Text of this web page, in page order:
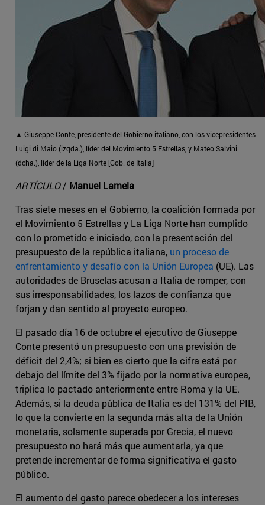
▲ Giuseppe Conte, presidente del Gobierno italiano, con los vicepresidentes
Luigi di Maio (izqda.), líder del Movimiento 5 Estrellas, y Mateo Salvini
(dcha.), líder de la Liga Norte [Gob. de Italia]
ARTÍCULO/ Manuel Lamela
Tras siete meses en el Gobierno, la coalición formada por
el Movimiento 5 Estrellas y La Liga Norte han cumplido
con lo prometido e iniciado, con la presentación del
presupuesto de la república italiana, un proceso de
enfrentamiento y desafío con la Unión Europea (UE). Las
autoridades de Bruselas acusan a Italia de romper, con
sus irresponsabilidades, los lazos de confianza que
forjan y dan sentido al proyecto europeo.
El pasado día 16 de octubre el ejecutivo de Giuseppe
Conte presentó un presupuesto con una previsión de
déficit del 2,4%; si bien es cierto que la cifra está por
debajo del límite del 3% fijado por la normativa europea,
triplica lo pactado anteriormente entre Roma y la UE.
Además, si la deuda pública de Italia es del 131% del PIB,
lo que la convierte en la segunda más alta de la Unión
monetaria, solamente superada por Grecia, el nuevo
presupuesto no hará más que aumentarla, ya que
pretende incrementar de forma significativa el gasto
público.
El aumento del gasto parece obedecer a los intereses